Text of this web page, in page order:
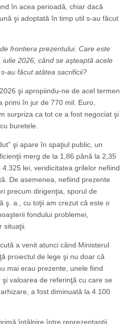
în acea perioadă, chiar dacă
şi adoptată în timp util s-au făcut
frontiera prezentului. Care este
2026, când se aşteaptă acele
au făcut atâtea sacrificii?
şi apropiindu-ne de acel termen
primi în jur de 770 mil. Euro,
surpriza ca tot ce a fost negociat şi
buretele.
şi apare în spaţiul public, un
merg de la 1,86 până la 2,35
lei, veridicitatea grilelor nefiind
De asemenea, nefiind prezente
precum dirigenţia, sporul de
ş. a., cu toţii am crezut că este o
fondului problemei,
situaţii.
a venit atunci când Ministerul
proiectul de lege şi nu doar că
mai erau prezente, unele fiind
valoarea de referinţă cu care se
a fost diminuată la 4.100
întâlnire între reprezentanţii